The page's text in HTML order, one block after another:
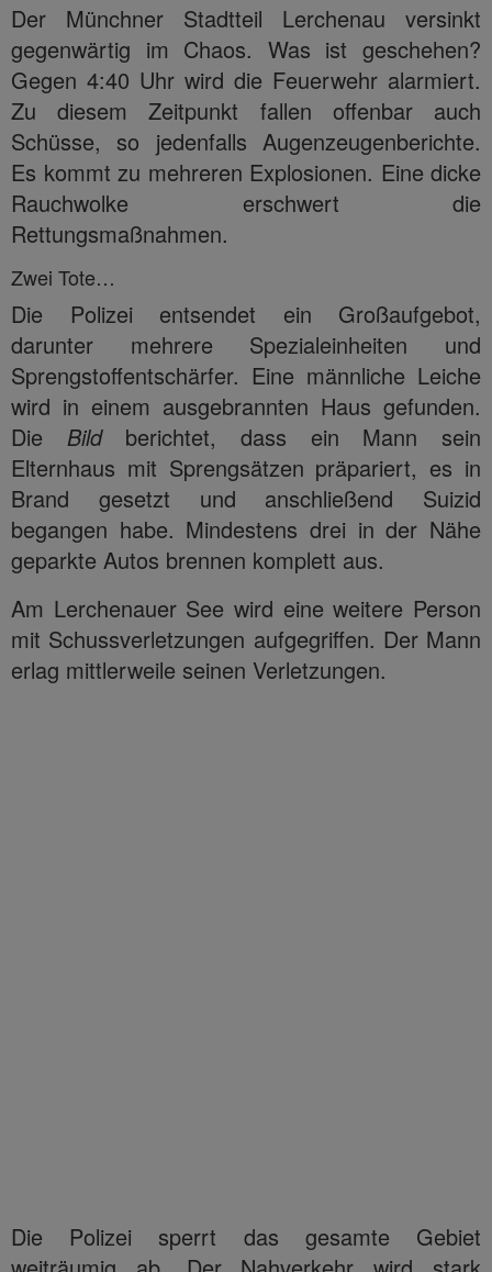
Der Münchner Stadtteil Lerchenau versinkt
gegenwärtig im Chaos. Was ist geschehen?
Gegen 4:40 Uhr wird die Feuerwehr alarmiert.
Zu diesem Zeitpunkt fallen offenbar auch
Schüsse, so jedenfalls Augenzeugenberichte.
Es kommt zu mehreren Explosionen. Eine dicke
Rauchwolke erschwert die
Rettungsmaßnahmen.
Zwei Tote…
Die Polizei entsendet ein Großaufgebot,
darunter mehrere Spezialeinheiten und
Sprengstoffentschärfer. Eine männliche Leiche
wird in einem ausgebrannten Haus gefunden.
Die Bildberichtet, dass ein Mann sein
Elternhaus mit Sprengsätzen präpariert, es in
Brand gesetzt und anschließend Suizid
begangen habe. Mindestens drei in der Nähe
geparkte Autos brennen komplett aus.
Am Lerchenauer See wird eine weitere Person
mit Schussverletzungen aufgegriffen. Der Mann
erlag mittlerweile seinen Verletzungen.
Die Polizei sperrt das gesamte Gebiet